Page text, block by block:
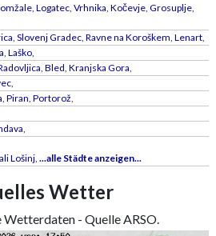
, Logatec, Vrhnika, Kočevje, Grosuplje,
, Slovenj Gradec, Ravne na Koroškem, Lenart,
, Laško,
, Bled, Kranjska Gora,
,
, Piran, Portorož,
,
Lošinj, ...alle Städte anzeigen...
Wetter
- Quelle ARSO.